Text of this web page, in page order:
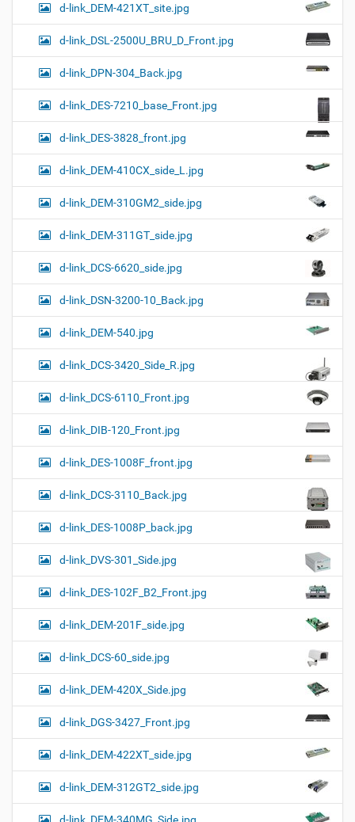
d-link_DEM-421XT_site.jpg
d-link_DSL-2500U_BRU_D_Front.jpg
d-link_DPN-304_Back.jpg
d-link_DES-7210_base_Front.jpg
d-link_DES-3828_front.jpg
d-link_DEM-410CX_side_L.jpg
d-link_DEM-310GM2_side.jpg
d-link_DEM-311GT_side.jpg
d-link_DCS-6620_side.jpg
d-link_DSN-3200-10_Back.jpg
d-link_DEM-540.jpg
d-link_DCS-3420_Side_R.jpg
d-link_DCS-6110_Front.jpg
d-link_DIB-120_Front.jpg
d-link_DES-1008F_front.jpg
d-link_DCS-3110_Back.jpg
d-link_DES-1008P_back.jpg
d-link_DVS-301_Side.jpg
d-link_DES-102F_B2_Front.jpg
d-link_DEM-201F_side.jpg
d-link_DCS-60_side.jpg
d-link_DEM-420X_Side.jpg
d-link_DGS-3427_Front.jpg
d-link_DEM-422XT_side.jpg
d-link_DEM-312GT2_side.jpg
d-link_DEM-340MG_Side.jpg